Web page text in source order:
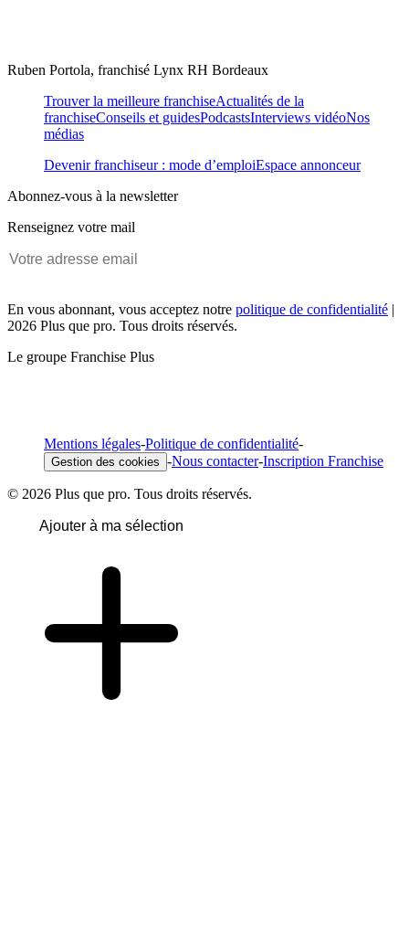
Ruben Portola, franchisé Lynx RH Bordeaux
Trouver la meilleure franchiseActualités de la
franchiseConseils et guidesPodcastsInterviews vidéoNos
médias
Devenir franchiseur : mode d’emploiEspace annonceur
Abonnez-vous à la newsletter
Renseignez votre mail
En vous abonnant, vous acceptez notre politique de confidentialité
2026 Plus que pro. Tous droits réservés.
Le groupe Franchise Plus
Mentions légales-Politique de confidentialité-
Gestion des cookies -Nous contacter-Inscription Franchise
© 2026 Plus que pro. Tous droits réservés.
Ajouter à ma sélection